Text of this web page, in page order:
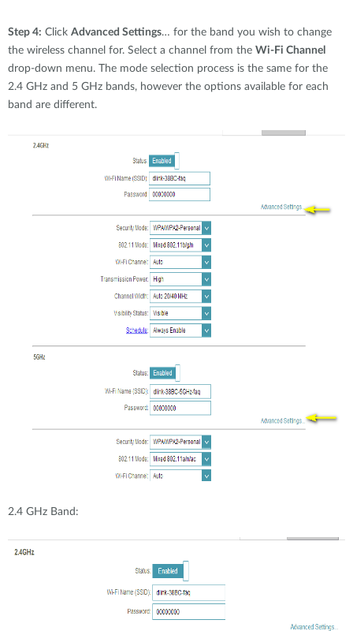
Step 4: Click Advanced Settings… for the band you wish to change
the wireless channel for. Select a channel from the Wi-Fi Channel
drop-down menu. The mode selection process is the same for the
2.4 GHz and 5 GHz bands, however the options available for each
band are different.
2.4 GHz Band: